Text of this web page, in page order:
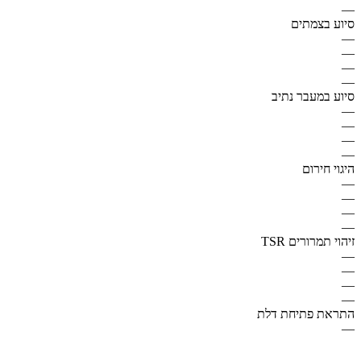
—
סיוע בצמתים
—
—
—
—
סיוע במעבר נתיב
—
—
—
—
היגוי חירום
—
—
—
—
זיהוי תמרורים TSR
—
—
—
—
התראת פתיחת דלת
—